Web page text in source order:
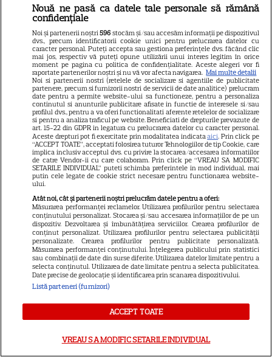
NETFLIX
Agentul Kim reactivat pe
Netflix: Serialul-fenomen care
a rupt topurile de audiență. Ce
Nouă ne pasă ca datele tale personale să rămână
confidențiale
Noi și partenerii noștri596 stocăm și/sau accesăm informații pe dispozitivul
dvs., precum identificatorii cookie unici pentru prelucrarea datelor cu
caracter personal. Puteți accepta sau gestiona preferințele dvs. făcând clic
mai jos, respectiv vă puteți opune utilizării unui interes legitim în orice
moment pe pagina cu politica de confidențialitate. Aceste alegeri vor fi
raportate partenerilor noștri și nu vă vor afecta navigarea. Mai multe detalii
Noi si partenerii nostri (retelele de socializare si agentiile de publicitate
partenere, precum si furnizorii nostri de servicii de date analitice) prelucram
date pentru a permite website-ului sa functioneze, pentru a personaliza
continutul si anunturile publicitare afisate in functie de interesele si/sau
profilul dvs., pentru a va oferi functionalitati aferente retelelor de socializare
si pentru a analiza traficul pe website. Beneficiati de drepturile prevazute de
art. 15-22 din GDPR in legatura cu prelucrarea datelor cu caracter personal.
Aceste drepturi pot fi exercitate prin modalitatea indicataaici. Prin click pe
“ACCEPT TOATE”, acceptati folosirea tuturor Tehnologiilor de tip Cookie, care
implica inclusiv acceptul dvs. cu privire la stocarea/accesarea informatiilor
de catre Vendor-ii cu care colaboram. Prin click pe “VREAU SA MODIFIC
SETARILE INDIVIDUAL” puteti schimba preferintele in mod individual, mai
putin cele legate de cookie strict necesare pentru functionarea website-
ului.
Atât noi, cât și partenerii noștri prelucrăm datele pentru a oferi:
Măsurarea performanței reclamelor. Utilizarea profilurilor pentru selectarea
conținutului personalizat. Stocarea și/sau accesarea informațiilor de pe un
dispozitiv. Dezvoltarea și îmbunătățirea serviciilor. Crearea profilurilor de
conținut personalizat. Utilizarea profilurilor pentru selectarea publicității
personalizate. Crearea profilurilor pentru publicitate personalizată.
Măsurarea performanței conținutului. Înțelegerea publicului prin statistici
sau combinații de date din surse diferite. Utilizarea datelor limitate pentru a
selecta conținutul. Utilizarea de date limitate pentru a selecta publicitatea.
Date precise de geolocație și identificarea prin scanarea dispozitivului.
Listă parteneri (furnizori)
ACCEPT TOATE
VREAU SA MODIFIC SETARILE INDIVIDUAL